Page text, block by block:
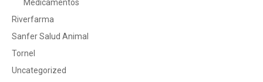
Medicamentos
Riverfarma
Sanfer Salud Animal
Tornel
Uncategorized